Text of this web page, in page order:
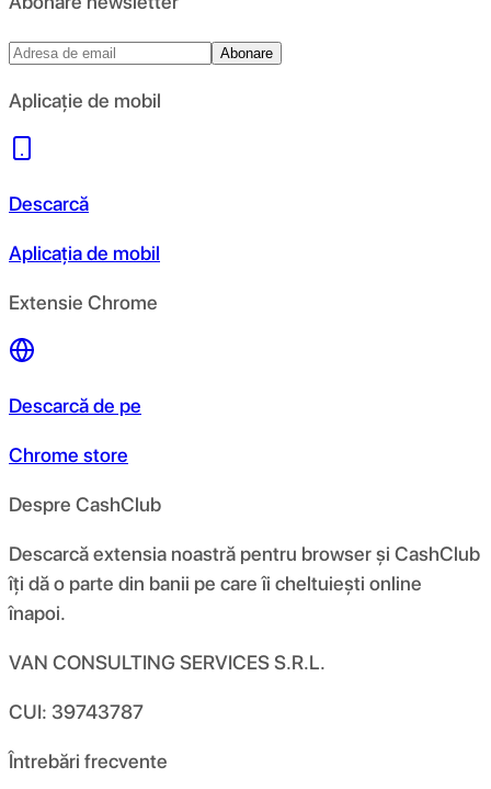
Abonare
Aplicație de mobil
Descarcă
Aplicația de mobil
Extensie Chrome
Descarcă de pe
Chrome store
Despre CashClub
Descarcă extensia noastră pentru browser și CashClub
îți dă o parte din banii pe care îi cheltuiești online
înapoi.
VAN CONSULTING SERVICES S.R.L.
CUI: 39743787
Întrebări frecvente